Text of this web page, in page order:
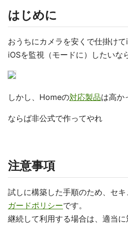
はじめに
おうちにカメラを安くで仕掛けて
iOSを監視（モードに）したいな
しかし、Homeの対応製品は高か
ならば非公式で作ってやれ
注意事項
試しに構築した手順のため、セ
ガードポリシーです。
継続して利用する場合は、適当に